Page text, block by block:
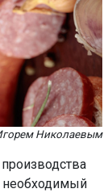
Николаевым
необходимый